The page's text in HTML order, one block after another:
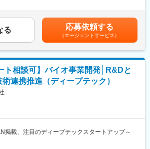
％（日本平均12％）、社員の男女比1：9と女性が
環境が整っています。
】
：EPSグループに属し、売上140億円超と業界内
誇る企業です（業界シェア40％）。大手製薬企
ァードSMO」として第一選択肢に指名されてお
頼があります。日本の三大疾病の筆頭として治
発されるがん分野においては、治験実施には高
を患者様の近くで見ることができ、喜びの声を直
あります。患者様や医療機関から「ありがとう」
ただけたときの喜びは、ひとしおです。
例】
機関に出勤
況の確認や患者様対応の予定などを、院内の治験
者様の診察や検査に同席し、治験が手順通りに行
書作成
となる患者様をカルテから探す
連絡対応手当■賞与：年2回（6月、12月）／昇
）※業績に応じ、決算賞与（秋季賞与）支給の場
時間外・休日出勤手当等の割増賃金は別途支給
目安の金額であり、選考を通じて上下する可能
給(月額)は固定手当を含めた表記です。
る 応募依頼する
（エージェントサービス）
ト相談可】バイオ事業開発│R&Dと
連携推進（ディープテック）
掲載、注目のディープテックスタートアップ～